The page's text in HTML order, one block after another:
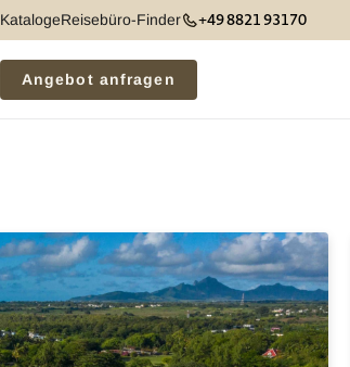
KatalogeReisebüro-Finder +49 8821 93170
Angebot anfragen